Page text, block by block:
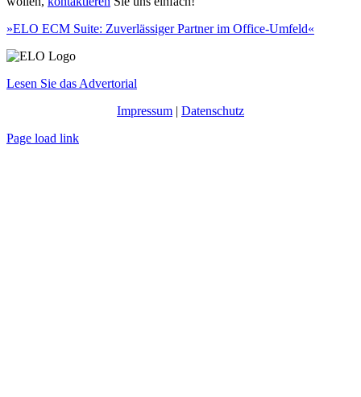
»ELO ECM Suite: Zuverlässiger Partner im Office-Umfeld«
Lesen Sie das Advertorial
Impressum | Datenschutz
Page load link